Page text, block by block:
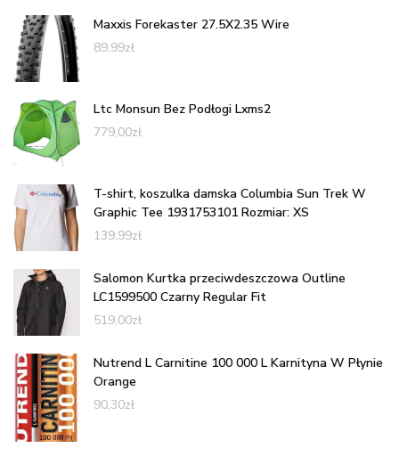
Maxxis Forekaster 27.5X2.35 Wire
89,99zł
Ltc Monsun Bez Podłogi Lxms2
779,00zł
T-shirt, koszulka damska Columbia Sun Trek W
Graphic Tee 1931753101 Rozmiar: XS
139,99zł
Salomon Kurtka przeciwdeszczowa Outline
LC1599500 Czarny Regular Fit
519,00zł
Nutrend L Carnitine 100 000 L Karnityna W Płynie
Orange
90,30zł